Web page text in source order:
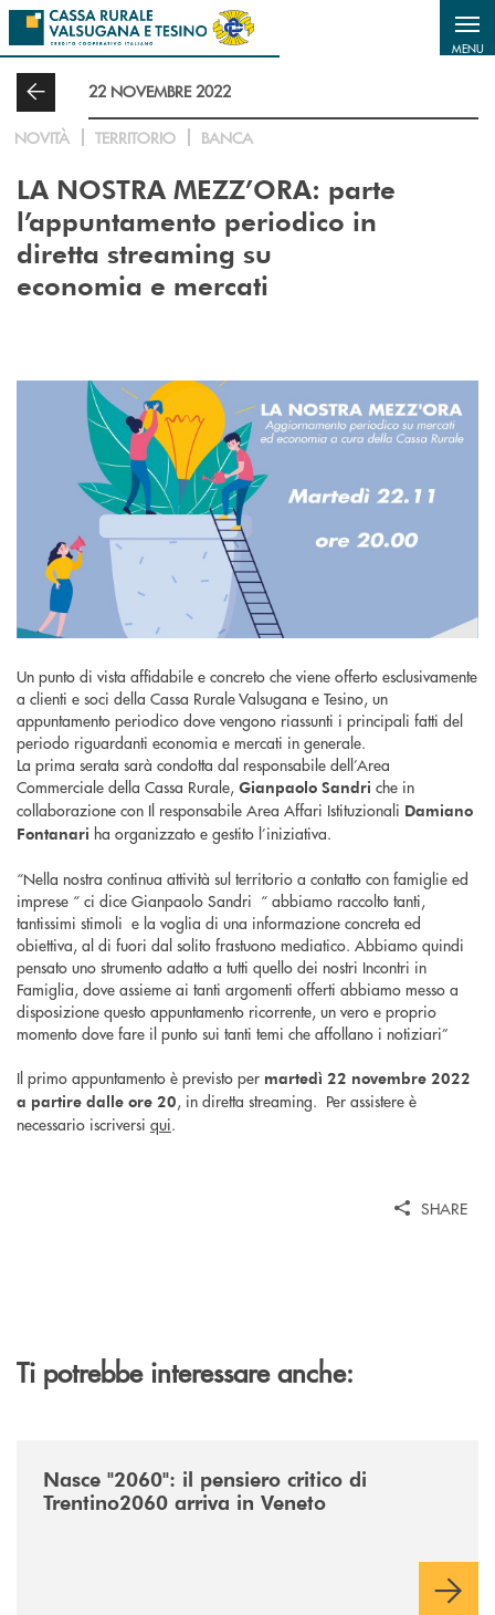
Salta al contenuto principale
MENU
22 NOVEMBRE 2022
NOVITÀ TERRITORIO BANCA
LA NOSTRA MEZZ’ORA: parte
l’appuntamento periodico in
diretta streaming su
economia e mercati
Un punto di vista affidabile e concreto che viene offerto esclusivamente
a clienti e soci della Cassa Rurale Valsugana e Tesino, un
appuntamento periodico dove vengono riassunti i principali fatti del
periodo riguardanti economia e mercati in generale.
La prima serata sarà condotta dal responsabile dell’Area
Commerciale della Cassa Rurale, Gianpaolo Sandri che in
collaborazione con Il responsabile Area Affari Istituzionali Damiano
Fontanari ha organizzato e gestito l’iniziativa.
“Nella nostra continua attività sul territorio a contatto con famiglie ed
imprese “ ci dice Gianpaolo Sandri “ abbiamo raccolto tanti,
tantissimi stimoli e la voglia di una informazione concreta ed
obiettiva, al di fuori dal solito frastuono mediatico. Abbiamo quindi
pensato uno strumento adatto a tutti quello dei nostri Incontri in
Famiglia, dove assieme ai tanti argomenti offerti abbiamo messo a
disposizione questo appuntamento ricorrente, un vero e proprio
momento dove fare il punto sui tanti temi che affollano i notiziari”
Il primo appuntamento è previsto per martedì 22 novembre 2022
a partire dalle ore 20, in diretta streaming. Per assistere è
necessario iscriversi qui.
SHARE
Ti potrebbe interessare anche:
Nasce "2060": il pensiero critico di
Trentino2060 arriva in Veneto